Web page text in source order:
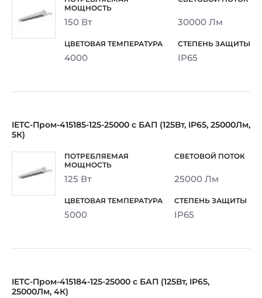
150 Вт 30000 Лм
4000 IP65
IETC-Пром-415185-125-25000 с БАП (125Вт, IP65, 25000Лм,
5К)
125 Вт 25000 Лм
5000 IP65
IETC-Пром-415184-125-25000 с БАП (125Вт, IP65,
25000Лм, 4К)